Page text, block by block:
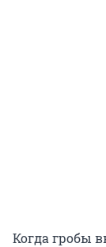
Когда гробы